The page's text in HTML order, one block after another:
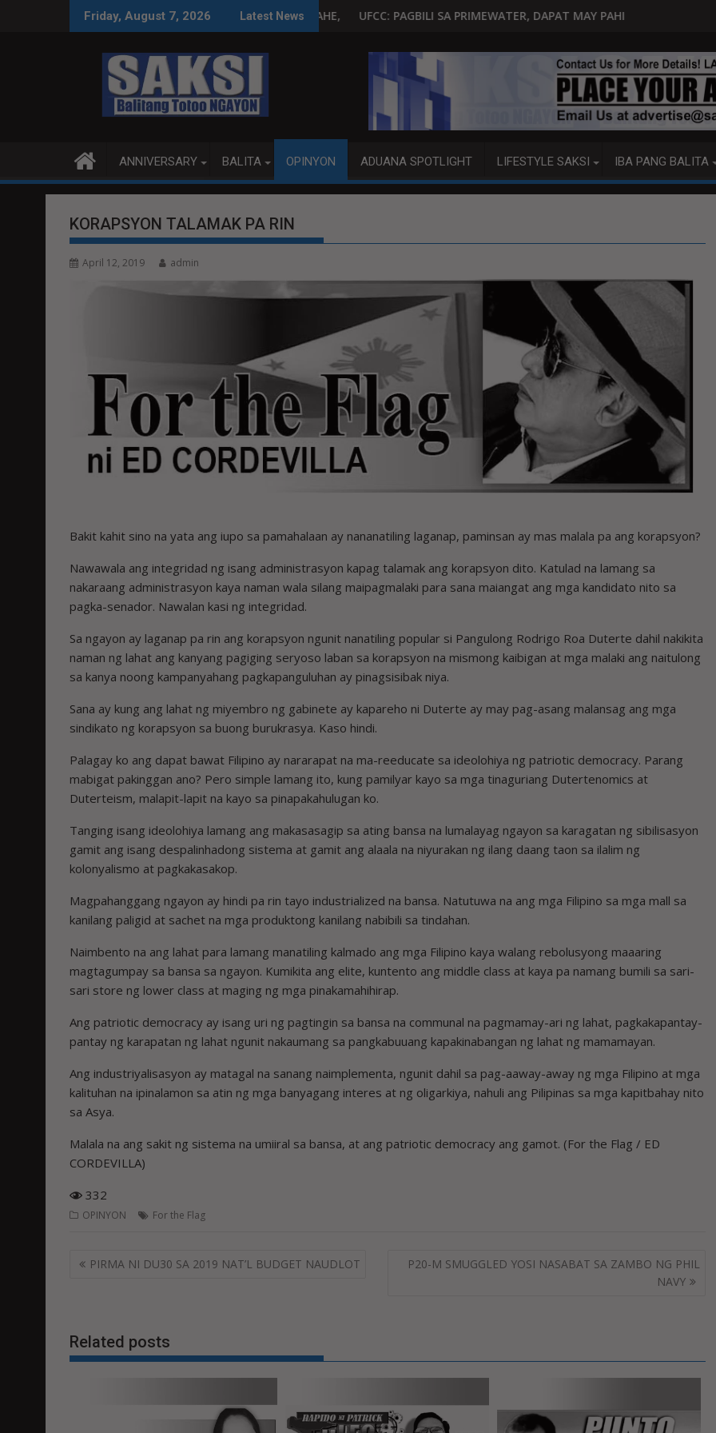
Friday, August 7, 2026 Latest News
LABAN KAY PADILLA
NA MAY ANTI-CHINA NA MENSAHE, IKINALAT SA METRO MANILAUFCC: PAGBILI SA PRIMEWATER, DAPAT MAY PAHINTULOT NG MGA WATER DISTRICT
GOITIA: 'TAMA NA,'
ANNIVERSARY BALITA OPINYON ADUANA SPOTLIGHT LIFESTYLE SAKSI IBA PANG BALITA
KORAPSYON TALAMAK PA RIN
April 12, 2019 admin
Bakit kahit sino na yata ang iupo sa pamahalaan ay nananatiling laganap, paminsan ay mas malala pa ang korapsyon?
Nawawala ang integridad ng isang administrasyon kapag talamak ang korapsyon dito. Katulad na lamang sa
nakaraang administrasyon kaya naman wala silang maipagmalaki para sana maiangat ang mga kandidato nito sa
pagka-senador. Nawalan kasi ng integridad.
Sa ngayon ay laganap pa rin ang korapsyon ngunit nanatiling popular si Pangulong Rodrigo Roa Duterte dahil nakikita
naman ng lahat ang kanyang pagiging seryoso laban sa korapsyon na mismong kaibigan at mga malaki ang naitulong
sa kanya noong kampanyahang pagkapanguluhan ay pinagsisibak niya.
Sana ay kung ang lahat ng miyembro ng gabinete ay kapareho ni Duterte ay may pag-asang malansag ang mga
sindikato ng korapsyon sa buong burukrasya. Kaso hindi.
Palagay ko ang dapat bawat Filipino ay nararapat na ma-reeducate sa ideolohiya ng patriotic democracy. Parang
mabigat pakinggan ano? Pero simple lamang ito, kung pamilyar kayo sa mga tinaguriang Dutertenomics at
Duterteism, malapit-lapit na kayo sa pinapakahulugan ko.
Tanging isang ideolohiya lamang ang makasasagip sa ating bansa na lumalayag ngayon sa karagatan ng sibilisasyon
gamit ang isang despalinhadong sistema at gamit ang alaala na niyurakan ng ilang daang taon sa ilalim ng
kolonyalismo at pagkakasakop.
Magpahanggang ngayon ay hindi pa rin tayo industrialized na bansa. Natutuwa na ang mga Filipino sa mga mall sa
kanilang paligid at sachet na mga produktong kanilang nabibili sa tindahan.
Naimbento na ang lahat para lamang manatiling kalmado ang mga Filipino kaya walang rebolusyong maaaring
magtagumpay sa bansa sa ngayon. Kumikita ang elite, kuntento ang middle class at kaya pa namang bumili sa sari-
sari store ng lower class at maging ng mga pinakamahihirap.
Ang patriotic democracy ay isang uri ng pagtingin sa bansa na communal na pagmamay-ari ng lahat, pagkakapantay-
pantay ng karapatan ng lahat ngunit nakaumang sa pangkabuuang kapakinabangan ng lahat ng mamamayan.
Ang industriyalisasyon ay matagal na sanang naimplementa, ngunit dahil sa pag-aaway-away ng mga Filipino at mga
kalituhan na ipinalamon sa atin ng mga banyagang interes at ng oligarkiya, nahuli ang Pilipinas sa mga kapitbahay nito
sa Asya.
Malala na ang sakit ng sistema na umiiral sa bansa, at ang patriotic democracy ang gamot. (For the Flag / ED
CORDEVILLA)
332
OPINYON For the Flag
Post
PIRMA NI DU30 SA 2019 NAT’L BUDGET NAUDLOT
P20-M SMUGGLED YOSI NASABAT SA ZAMBO NG PHIL
NAVY
Related posts